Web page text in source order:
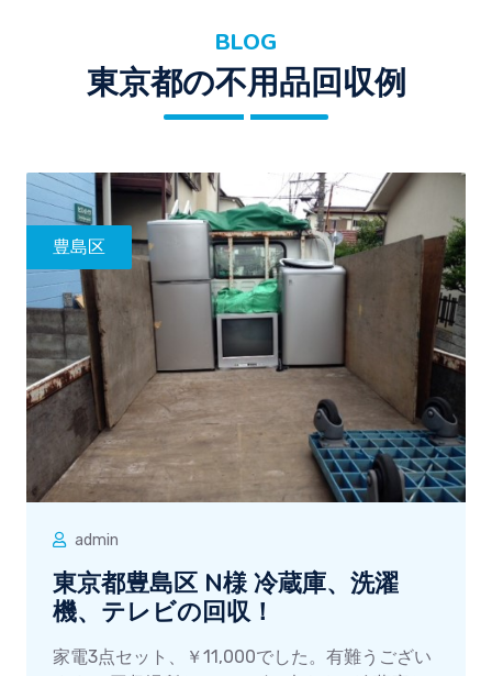
BLOG
東京都の不用品回収例
豊島区
admin
東京都豊島区 N様 冷蔵庫、洗濯
機、テレビの回収！
家電3点セット、￥11,000でした。有難うござい